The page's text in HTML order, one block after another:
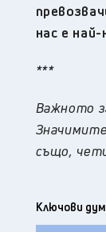
нас е най-
***
Важното
също,
Ключови